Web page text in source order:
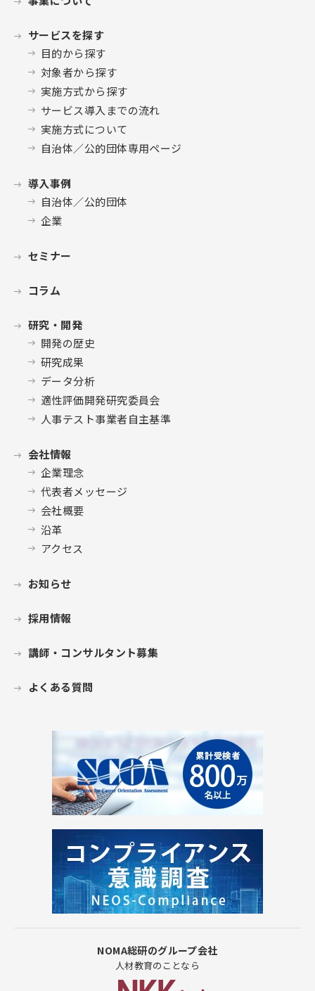
サービスを探す
目的から探す
対象者から探す
実施方式から探す
サービス導入までの流れ
実施方式について
自治体／公的団体専用ページ
導入事例
自治体／公的団体
企業
セミナー
コラム
研究・開発
開発の歴史
研究成果
データ分析
適性評価開発研究委員会
人事テスト事業者自主基準
会社情報
企業理念
代表者メッセージ
会社概要
沿革
アクセス
お知らせ
採用情報
講師・コンサルタント募集
よくある質問
NOMA総研のグループ会社
人材教育のことなら